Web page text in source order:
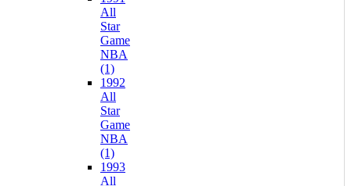
All
Star
Game
NBA
(1)
1992
All
Star
Game
NBA
(1)
1993
All